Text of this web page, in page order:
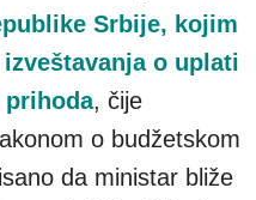
Srbije, kojim
o uplati
, čije
o budžetskom
da ministar bliže